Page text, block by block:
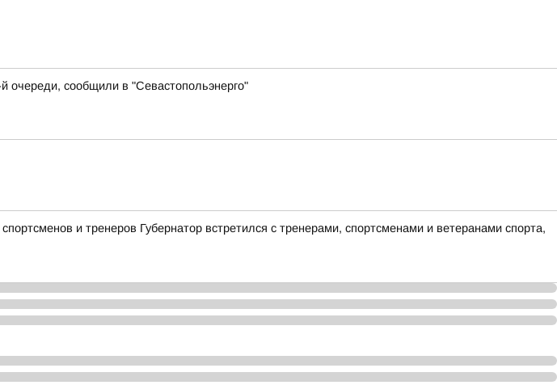
очереди, сообщили в "Севастопольэнерго"
и тренеров Губернатор встретился с тренерами, спортсменами и ветеранами спорта,